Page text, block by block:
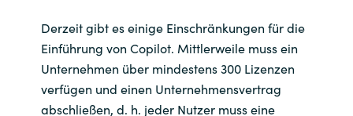
Poland
Portugal
Qatar
Derzeit gibt es einige Einschränkungen für die
Einführung von Copilot. Mittlerweile muss ein
Unternehmen über mindestens 300 Lizenzen
verfügen und einen Unternehmensvertrag
abschließen, d. h. jeder Nutzer muss eine